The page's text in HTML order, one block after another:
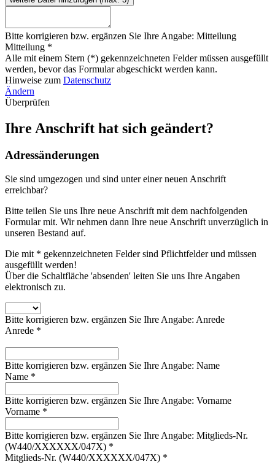
Bitte korrigieren bzw. ergänzen Sie Ihre Angabe: Mitteilung
Mitteilung *
Alle mit einem Stern (*) gekennzeichneten Felder müssen ausgefüllt
werden, bevor das Formular abgeschickt werden kann.
Hinweise zum Datenschutz
Ändern
Überprüfen
Ihre Anschrift hat sich geändert?
Adressänderungen
Sie sind umgezogen und sind unter einer neuen Anschrift
erreichbar?
Bitte teilen Sie uns Ihre neue Anschrift mit dem nachfolgenden
Formular mit. Wir nehmen dann Ihre neue Anschrift unverzüglich in
unseren Bestand auf.
Die mit * gekennzeichneten Felder sind Pflichtfelder und müssen
ausgefüllt werden!
Über die Schaltfläche 'absenden' leiten Sie uns Ihre Angaben
elektronisch zu.
Bitte korrigieren bzw. ergänzen Sie Ihre Angabe: Anrede
Anrede *
Bitte korrigieren bzw. ergänzen Sie Ihre Angabe: Name
Name *
Bitte korrigieren bzw. ergänzen Sie Ihre Angabe: Vorname
Vorname *
Bitte korrigieren bzw. ergänzen Sie Ihre Angabe: Mitglieds-Nr.
(W440/XXXXXX/047X) *
Mitglieds-Nr. (W440/XXXXXX/047X) *